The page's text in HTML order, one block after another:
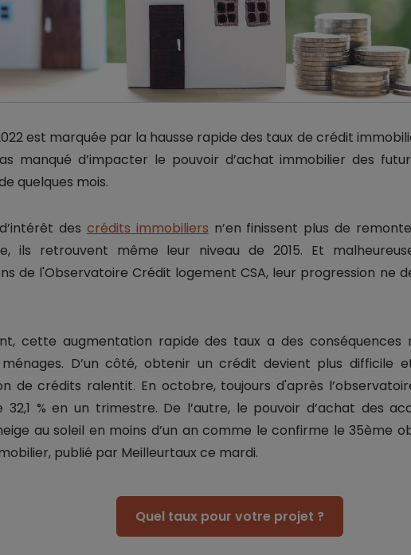
est marquée par la hausse rapide des taux de crédit
manqué d’impacter le pouvoir d’achat immobilier des
quelques mois.
des crédits immobiliers n’en finissent plus de
ils retrouvent même leur niveau de 2015. Et
de l'Observatoire Crédit logement CSA, leur progression ne
cette augmentation rapide des taux a des conséquences
D’un côté, obtenir un crédit devient plus difficile
de crédits ralentit. En octobre, toujours d'après
32,1 % en un trimestre. De l’autre, le pouvoir d’achat des
au soleil en moins d’un an comme le confirme le 35ème
publié par Meilleurtaux ce mardi.
Quel taux pour votre projet ?